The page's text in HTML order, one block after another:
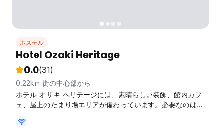
ホステル
Hotel Ozaki Heritage
0.0(31)
0.22km 街の中心部から
ホテル オザキ ヘリテージには、素晴らしい装飾、館内カフ
ェ、屋上のたまり場エリアが備わっています。必要なのは、
ることだけです。